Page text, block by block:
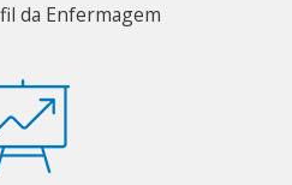
da Enfermagem